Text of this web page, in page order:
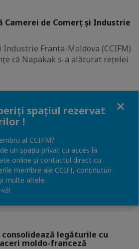
Camerei de Comerț și Industrie
Industrie Franta-Moldova (CCIFM)
că Napakak s-a alăturat rețelei
consolidează legăturile cu
moldo-franceză
spațiul rezervat
!
al CCIFM?
un spațiu privat cu acces la
online și contactul direct cu
membre ale CCIFI, conținuturi
multe altele.